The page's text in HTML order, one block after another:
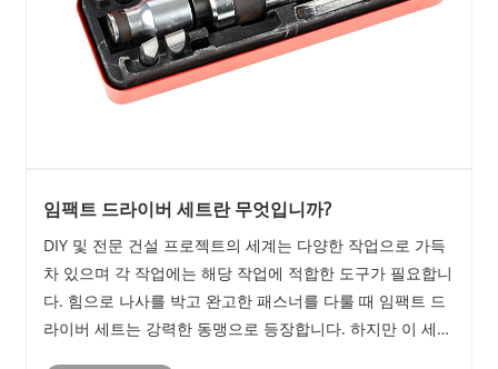
임팩트 드라이버 세트란 무엇입니까?
DIY 및 전문 건설 프로젝트의 세계는 다양한 작업으로 가득
차 있으며 각 작업에는 해당 작업에 적합한 도구가 필요합니
다. 힘으로 나사를 박고 완고한 패스너를 다룰 때 임팩트 드
라이버 세트는 강력한 동맹으로 등장합니다. 하지만 이 세트